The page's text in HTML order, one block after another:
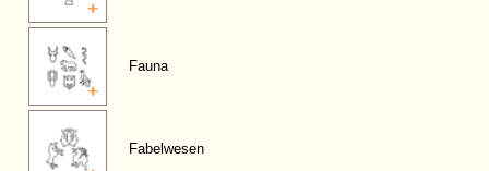
Fauna
Fabelwesen